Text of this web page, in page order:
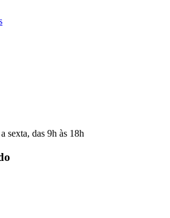
sexta, das 9h às 18h